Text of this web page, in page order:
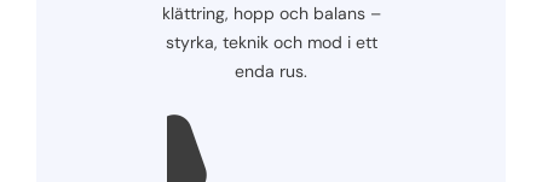
klättring, hopp och balans –
styrka, teknik och mod i ett
enda rus.